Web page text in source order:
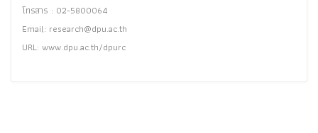
โทรสาร : 02-5800064
Email: research@dpu.ac.th
URL: www.dpu.ac.th/dpurc